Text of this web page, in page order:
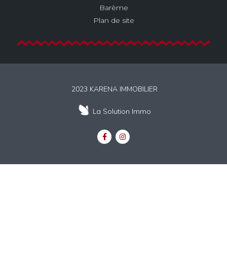
Barème
Plan de site
2023 KARENA IMMOBILIER
La Solution Immo